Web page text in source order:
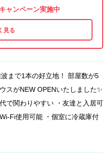
ャンペーン実施中
波まで1本の好立地！ 部屋数が5
スがNEW OPENいたしました✨
で関わりやすい ・友達と入居可
Fi使用可能 ・個室に冷蔵庫付